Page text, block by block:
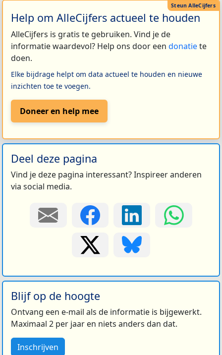
Help om AlleCijfers actueel te houden
AlleCijfers is gratis te gebruiken. Vind je de
informatie waardevol? Help ons door een donatiete
doen.
Elke bijdrage helpt om data actueel te houden en nieuwe
inzichten toe te voegen.
Doneer en help mee
Deel deze pagina
Vind je deze pagina interessant? Inspireer anderen
via social media.
Blijf op de hoogte
Ontvang een e-mail als de informatie is bijgewerkt.
Maximaal 2 per jaar en niets anders dan dat.
Inschrijven